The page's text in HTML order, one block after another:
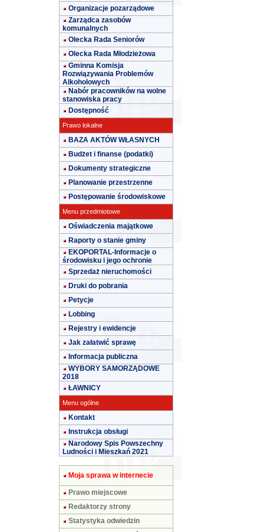
Organizacje pozarządowe
Zarządca zasobów
komunalnych
Olecka Rada Seniorów
Olecka Rada Młodzieżowa
Gminna Komisja
Rozwiązywania Problemów
Alkoholowych
Nabór pracowników na wolne
stanowiska pracy
Dostępność
Prawo lokalne
BAZA AKTÓW WŁASNYCH
Budżet i finanse (podatki)
Dokumenty strategiczne
Planowanie przestrzenne
Postępowanie środowiskowe
Menu przedmiotowe
Oświadczenia majątkowe
Raporty o stanie gminy
EKOPORTAL-Informacje o
środowisku i jego ochronie
Sprzedaż nieruchomości
Druki do pobrania
Petycje
Lobbing
Rejestry i ewidencje
Jak załatwić sprawę
Informacja publiczna
WYBORY SAMORZĄDOWE
2018
ŁAWNICY
Menu ogólne
Kontakt
Instrukcja obsługi
Narodowy Spis Powszechny
Ludności i Mieszkań 2021
Moja sprawa w internecie
Prawo miejscowe
Redaktorzy strony
Statystyka odwiedzin